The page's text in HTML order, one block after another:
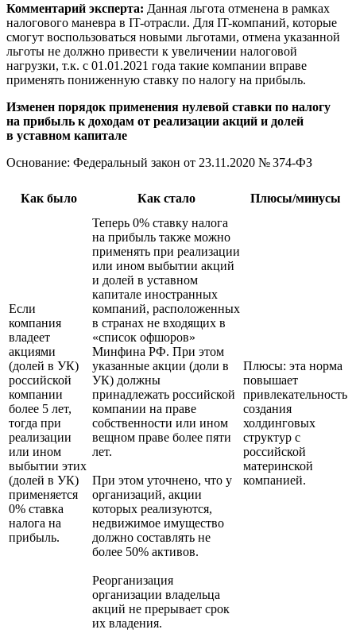
Комментарий эксперта: Данная льгота отменена в рамках
налогового маневра в IT-отрасли. Для IT-компаний, которые
смогут воспользоваться новыми льготами, отмена указанной
льготы не должно привести к увеличении налоговой
нагрузки, т.к. с 01.01.2021 года такие компании вправе
применять пониженную ставку по налогу на прибыль.
Изменен порядок применения нулевой ставки по налогу
на прибыль к доходам от реализации акций и долей
в уставном капитале
Основание: Федеральный закон от 23.11.2020 № 374-ФЗ
Как было Как стало Плюсы/минусы
Если
компания
владеет
акциями
(долей в УК)
российской
компании
более 5 лет,
тогда при
реализации
или ином
выбытии этих
(долей в УК)
применяется
0% ставка
налога на
прибыль.
Теперь 0% ставку налога
на прибыль также можно
применять при реализации
или ином выбытии акций
и долей в уставном
капитале иностранных
компаний, расположенных
в странах не входящих в
«список офшоров»
Минфина РФ. При этом
указанные акции (доли в
УК) должны
принадлежать российской
компании на праве
собственности или ином
вещном праве более пяти
лет.
При этом уточнено, что у
организаций, акции
которых реализуются,
недвижимое имущество
должно составлять не
более 50% активов.
Реорганизация
организации владельца
акций не прерывает срок
их владения.
Плюсы: эта норма
повышает
привлекательность
создания
холдинговых
структур с
российской
материнской
компанией.